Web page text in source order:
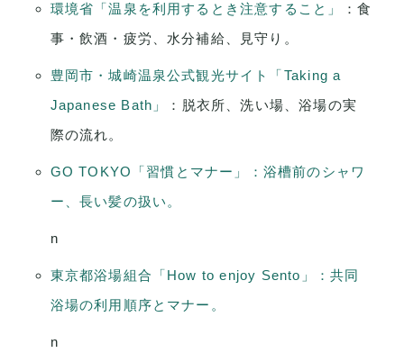
環境省「温泉を利用するとき注意すること」
：食
事・飲酒・疲労、水分補給、見守り。
豊岡市・城崎温泉公式観光サイト「Taking a
Japanese Bath」
：脱衣所、洗い場、浴場の実
際の流れ。
GO TOKYO「習慣とマナー」：浴槽前のシャワ
ー、長い髪の扱い。
n
東京都浴場組合「How to enjoy Sento」：共同
浴場の利用順序とマナー。
n